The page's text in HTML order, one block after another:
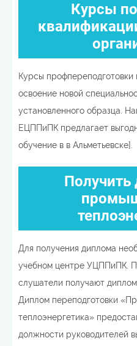
Курсы
Курсы
освоение новой
установленного образца.
ЕЦППиПК предлагает
обучение в в Альметьевске].
Для получения диплома
учебном центре УЦППиПК.
слушатели получают
Диплом переподготовки
теплоэнергетика»
должности руководителей